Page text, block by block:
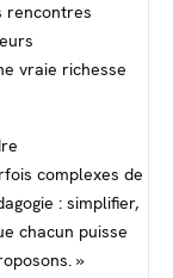
rencontres
vraie richesse
complexes de
: simplifier,
chacun puisse
»